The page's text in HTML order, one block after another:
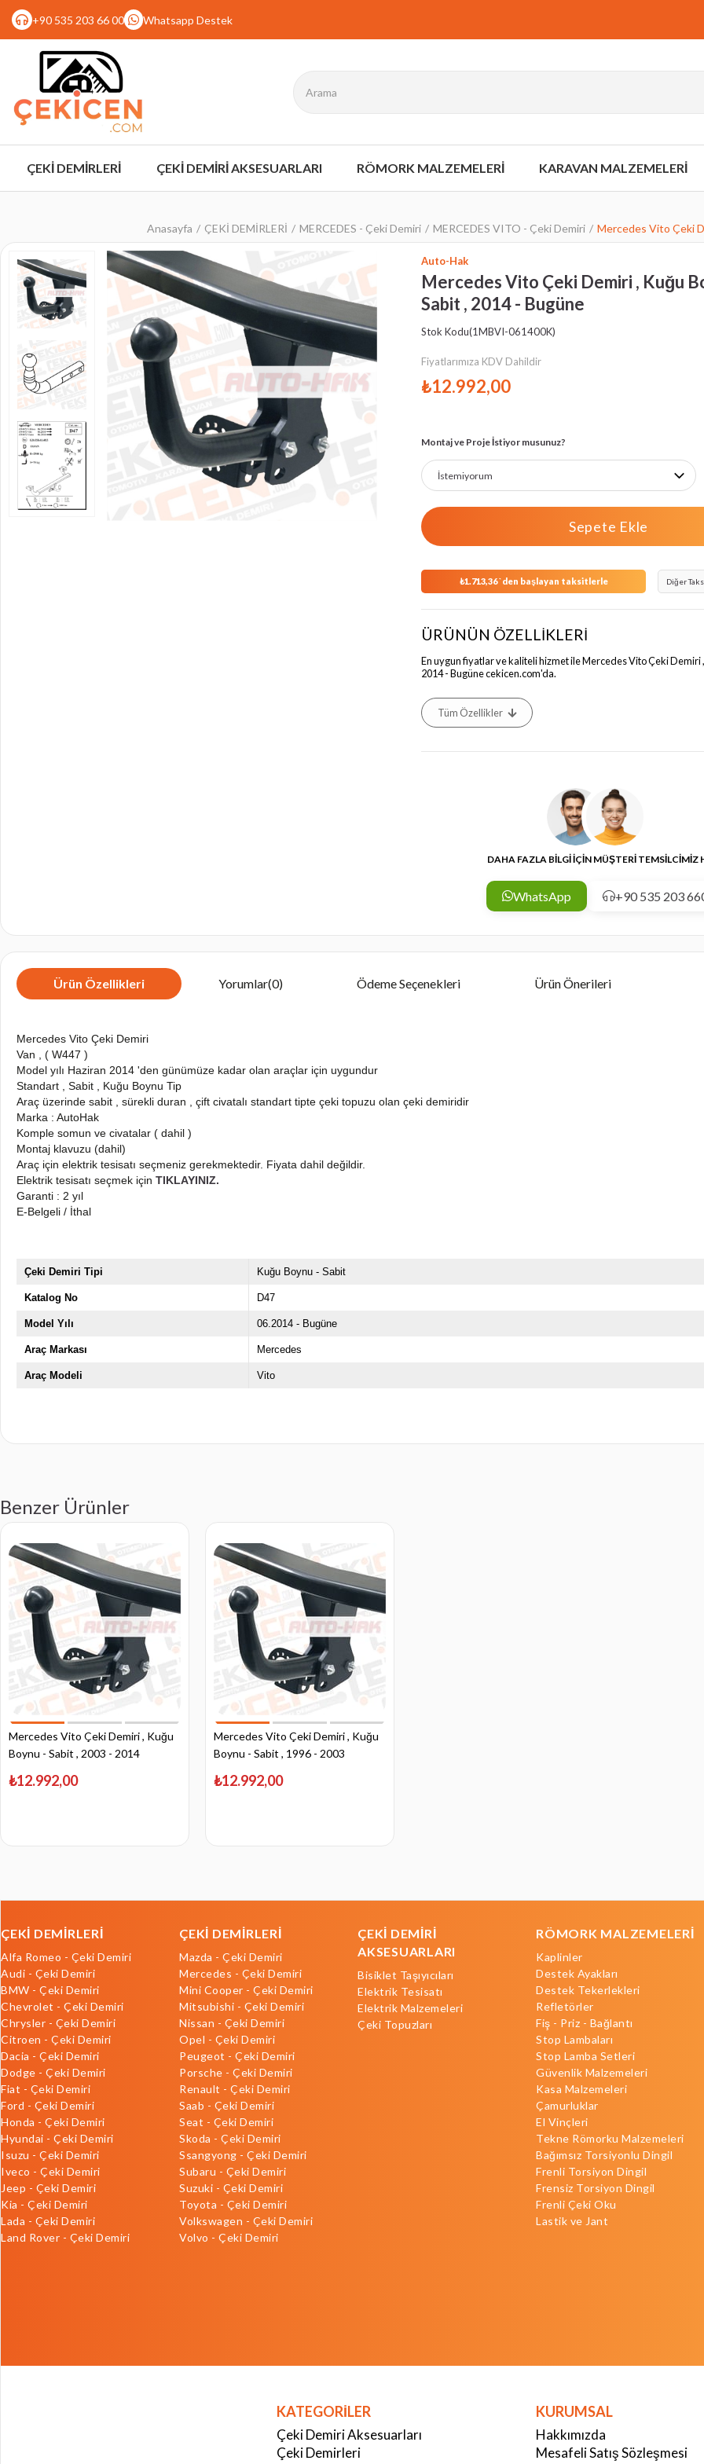
+90 535 203 66 00 Whatsapp Destek
ÇEKİ DEMİRLERİ ÇEKİ DEMİRİ AKSESUARLARI RÖMORK MALZEMELERİ KARAVAN MALZEMELERİ
Anasayfa ÇEKİ DEMİRLERİ MERCEDES - Çeki Demiri MERCEDES VITO - Çeki Demiri Mercedes Vito Çeki
›
Auto-Hak
Mercedes Vito Çeki Demiri , Kuğu
Sabit , 2014 - Bugüne
Stok Kodu(1MBVI-061400K)
Fiyatlarımıza KDV Dahildir
₺12.992,00
Montaj ve Proje İstiyor musunuz?
₺1.713,36`den başlayan taksitlerle Diğer
ÜRÜNÜN ÖZELLİKLERİ
En uygun fiyatlar ve kaliteli hizmet ile Mercedes Vito Çeki Demiri ,
2014 - Bugüne cekicen.com'da.
Tüm Özellikler
DAHA FAZLA BİLGİ İÇİN MÜŞTERİ TEMSİLCİMİZ
WhatsApp +90 535 203
Ürün Özellikleri Yorumlar(0) Ödeme Seçenekleri Ürün Önerileri
Mercedes Vito Çeki Demiri
Van , ( W447 )
Model yılı Haziran 2014 'den günümüze kadar olan araçlar için uygundur
Standart , Sabit , Kuğu Boynu Tip
Araç üzerinde sabit , sürekli duran , çift civatalı standart tipte çeki topuzu olan çeki demiridir
Marka : AutoHak
Komple somun ve civatalar ( dahil )
Montaj klavuzu (dahil)
Araç için elektrik tesisatı seçmeniz gerekmektedir. Fiyata dahil değildir.
Elektrik tesisatı seçmek için TIKLAYINIZ.
Garanti : 2 yıl
E-Belgeli / İthal
Çeki Demiri Tipi Kuğu Boynu - Sabit
Katalog No D47
Model Yılı 06.2014 - Bugüne
Araç Markası Mercedes
Araç Modeli Vito
Benzer Ürünler
Mercedes Vito Çeki Demiri , Kuğu
Boynu - Sabit , 2003 - 2014
₺12.992,00
Mercedes Vito Çeki Demiri , Kuğu
Boynu - Sabit , 1996 - 2003
₺12.992,00
ÇEKİ DEMİRLERİ
Alfa Romeo - Çeki Demiri
Audi - Çeki Demiri
BMW - Çeki Demiri
Chevrolet - Çeki Demiri
Chrysler - Çeki Demiri
Citroen - Çeki Demiri
Dacia - Çeki Demiri
Dodge - Çeki Demiri
Fiat - Çeki Demiri
Ford - Çeki Demiri
Honda - Çeki Demiri
Hyundai - Çeki Demiri
Isuzu - Çeki Demiri
Iveco - Çeki Demiri
Jeep - Çeki Demiri
Kia - Çeki Demiri
Lada - Çeki Demiri
Land Rover - Çeki Demiri
ÇEKİ DEMİRLERİ
Mazda - Çeki Demiri
Mercedes - Çeki Demiri
Mini Cooper - Çeki Demiri
Mitsubishi - Çeki Demiri
Nissan - Çeki Demiri
Opel - Çeki Demiri
Peugeot - Çeki Demiri
Porsche - Çeki Demiri
Renault - Çeki Demiri
Saab - Çeki Demiri
Seat - Çeki Demiri
Skoda - Çeki Demiri
Ssangyong - Çeki Demiri
Subaru - Çeki Demiri
Suzuki - Çeki Demiri
Toyota - Çeki Demiri
Volkswagen - Çeki Demiri
Volvo - Çeki Demiri
ÇEKİ DEMİRİ
AKSESUARLARI
Bisiklet Taşıyıcıları
Elektrik Tesisatı
Elektrik Malzemeleri
Çeki Topuzları
RÖMORK MALZEMELERİ
Kaplinler
Destek Ayakları
Destek Tekerlekleri
Refletörler
Fiş - Priz - Bağlantı
Stop Lambaları
Stop Lamba Setleri
Güvenlik Malzemeleri
Kasa Malzemeleri
Çamurluklar
El Vinçleri
Tekne Römorku Malzemeleri
Bağımsız Torsiyonlu Dingil
Frenli Torsiyon Dingil
Frensiz Torsiyon Dingil
Frenli Çeki Oku
Lastik ve Jant
KATEGORİLER
Çeki Demiri Aksesuarları
Çeki Demirleri
KURUMSAL
Hakkımızda
Mesafeli Satış Sözleşmesi